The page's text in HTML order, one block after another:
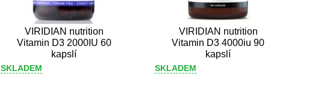
VIRIDIAN nutrition
Vitamin D3 2000IU 60
kapslí
SKLADEM
VIRIDIAN nutrition
Vitamin D3 4000iu 90
kapslí
SKLADEM